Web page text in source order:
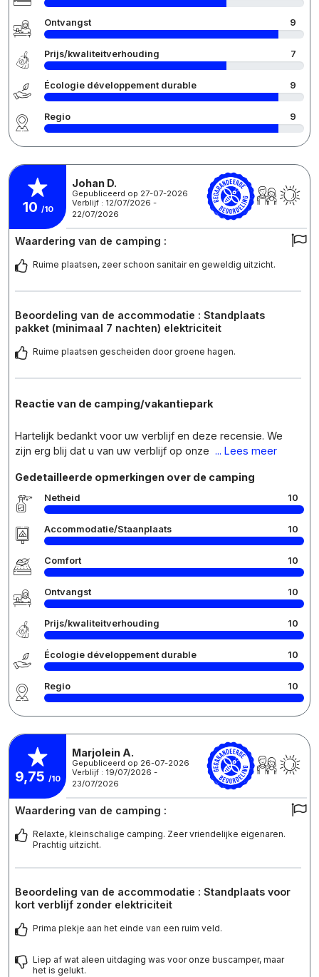
Ontvangst 9
Prijs/kwaliteitverhouding 7
Écologie développement durable 9
Regio 9
10 /10
Johan D.
Gepubliceerd op 27-07-2026
Verblijf : 12/07/2026 -
22/07/2026
Waardering van de camping :
Ruime plaatsen, zeer schoon sanitair en geweldig uitzicht.
Beoordeling van de accommodatie : Standplaats
pakket (minimaal 7 nachten) elektriciteit
Ruime plaatsen gescheiden door groene hagen.
Reactie van de camping/vakantiepark
Hartelijk bedankt voor uw verblijf en deze recensie. We
zijn erg blij dat u van uw verblijf op onze ... Lees meer
Gedetailleerde opmerkingen over de camping
Netheid 10
Accommodatie/Staanplaats 10
Comfort 10
Ontvangst 10
Prijs/kwaliteitverhouding 10
Écologie développement durable 10
Regio 10
9,75 /10
Marjolein A.
Gepubliceerd op 26-07-2026
Verblijf : 19/07/2026 -
23/07/2026
Waardering van de camping :
Relaxte, kleinschalige camping. Zeer vriendelijke eigenaren.
Prachtig uitzicht.
Beoordeling van de accommodatie : Standplaats voor
kort verblijf zonder elektriciteit
Prima plekje aan het einde van een ruim veld.
Liep af wat aleen uitdaging was voor onze buscamper, maar
het is gelukt.